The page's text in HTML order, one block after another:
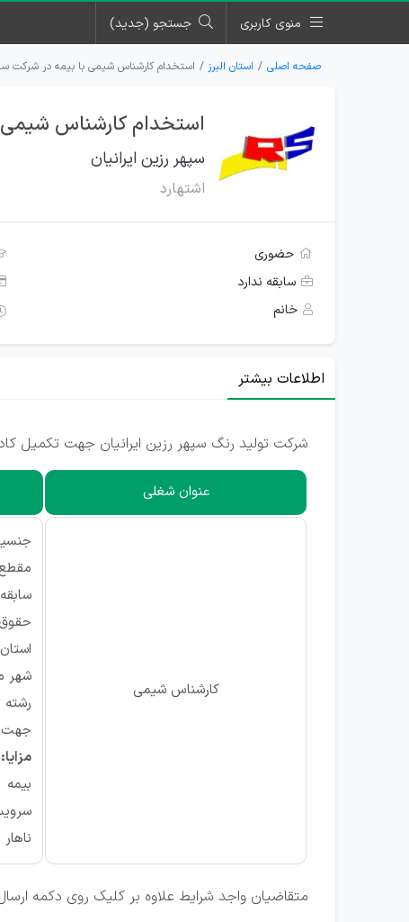
منوی کاربری جستجو (جدید)
صفحه اصلی استان البرز استخدام کارشناس شیمی با بیمه در شرکت
استخدام کارشناس شیمی
سپهر رزین ایرانیان
اشتهارد
حضوری
سابقه ندارد
خانم
اطلاعات بیشتر
شرکت تولید رنگ سپهر رزین ایرانیان جهت تکمیل
عنوان شغلی
کارشناس شیمی
شهر
جهت
مزایا:
بیمه
ناهار
متقاضیان واجد شرایط علاوه بر کلیک روی دکمه